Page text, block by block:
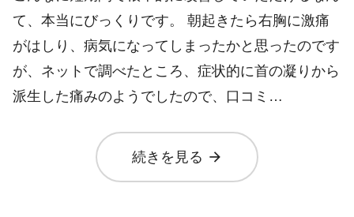
て、本当にびっくりです。 朝起きたら右胸に激痛
がはしり、病気になってしまったかと思ったのです
が、ネットで調べたところ、症状的に首の凝りから
派生した痛みのようでしたので、口コミ…
続きを見る arrow_forward